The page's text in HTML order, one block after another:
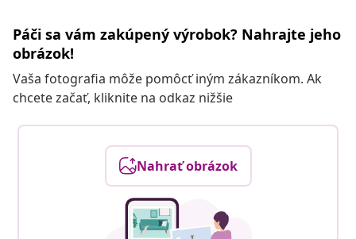
Páči sa vám zakúpený výrobok? Nahrajte jeho
obrázok!
Vaša fotografia môže pomôcť iným zákazníkom. Ak
chcete začať, kliknite na odkaz nižšie
Nahrať obrázok